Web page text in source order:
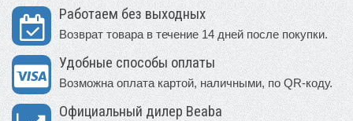
Работаем без выходных
Возврат товара в течение 14 дней после покупки.
Удобные способы оплаты
Возможна оплата картой, наличными, по QR-коду.
Официальный дилер Beaba